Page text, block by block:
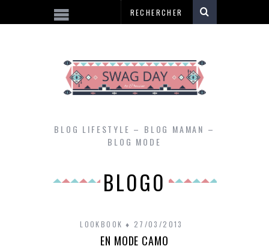
BLOG LIFESTYLE – BLOG MAMAN –
BLOG MODE
BLOGO
LOOKBOOK 27/03/2013
EN MODE CAMO